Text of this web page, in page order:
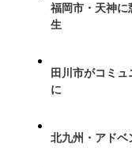
福岡市・天神に
生
田川市がコミ
に
北九州・アドベ